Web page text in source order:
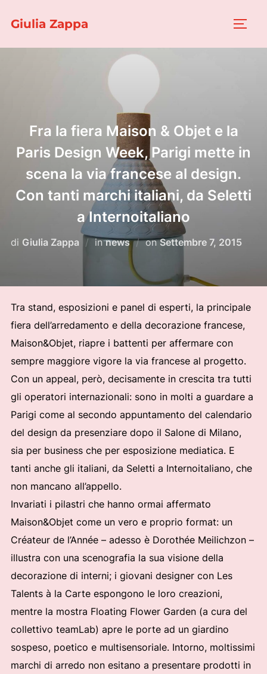
Giulia Zappa
Fra la fiera Maison & Objet e la
Paris Design Week, Parigi mette in
scena la via francese al design.
Con tanti marchi italiani, da Seletti
a Internoitaliano
di Giulia Zappa innews onPubblicato
Settembre 7, 2015
Tra stand, esposizioni e panel di esperti, la principale
fiera dell’arredamento e della decorazione francese,
Maison&Objet, riapre i battenti per affermare con
sempre maggiore vigore la via francese al progetto.
Con un appeal, però, decisamente in crescita tra tutti
gli operatori internazionali: sono in molti a guardare a
Parigi come al secondo appuntamento del calendario
del design da presenziare dopo il Salone di Milano,
sia per business che per esposizione mediatica. E
tanti anche gli italiani, da Seletti a Internoitaliano, che
non mancano all’appello.
Invariati i pilastri che hanno ormai affermato
Maison&Objet come un vero e proprio format: un
Créateur de l’Année – adesso è Dorothée Meilichzon –
illustra con una scenografia la sua visione della
decorazione di interni; i giovani designer con Les
Talents à la Carte espongono le loro creazioni,
mentre la mostra Floating Flower Garden (a cura del
collettivo teamLab) apre le porte ad un giardino
sospeso, poetico e multisensoriale. Intorno, moltissimi
marchi di arredo non esitano a presentare prodotti in